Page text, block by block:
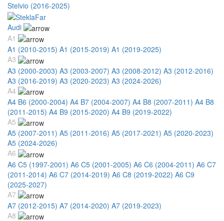
Stelvio (2016-2025)
Audi
A1
A1 (2010-2015) A1 (2015-2019) A1 (2019-2025)
A3
A3 (2000-2003) A3 (2003-2007) A3 (2008-2012) A3 (2012-2016)
A3 (2016-2019) A3 (2020-2023) A3 (2024-2026)
A4
A4 B6 (2000-2004) A4 B7 (2004-2007) A4 B8 (2007-2011) A4 B8
(2011-2015) A4 B9 (2015-2020) A4 B9 (2019-2022)
A5
A5 (2007-2011) A5 (2011-2016) A5 (2017-2021) A5 (2020-2023)
A5 (2024-2026)
A6
A6 C5 (1997-2001) A6 C5 (2001-2005) A6 C6 (2004-2011) A6 C7
(2011-2014) A6 C7 (2014-2019) A6 C8 (2019-2022) A6 C9
(2025-2027)
A7
A7 (2012-2015) A7 (2014-2020) A7 (2019-2023)
A8